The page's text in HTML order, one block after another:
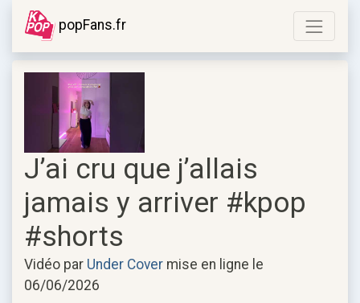
popFans.fr
J’ai cru que j’allais
jamais y arriver #kpop
#shorts
Vidéo par Under Cover mise en ligne le
06/06/2026